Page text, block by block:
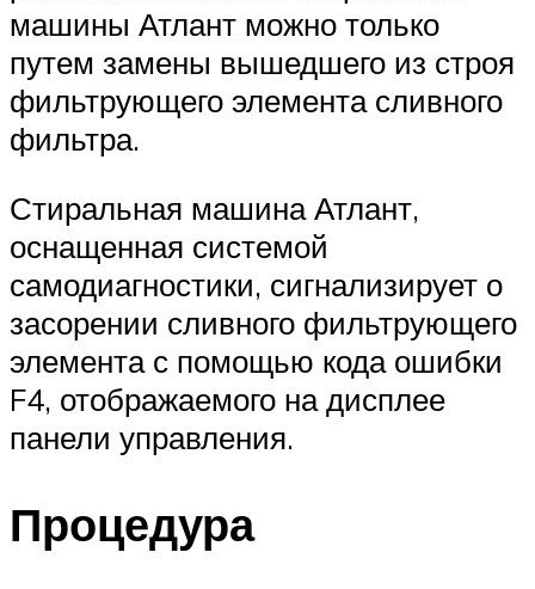
машины Атлант можно только
путем замены вышедшего из строя
фильтрующего элемента сливного
фильтра.
Стиральная машина Атлант,
оснащенная системой
самодиагностики, сигнализирует о
засорении сливного фильтрующего
элемента с помощью кода ошибки
F4, отображаемого на дисплее
панели управления.
Процедура